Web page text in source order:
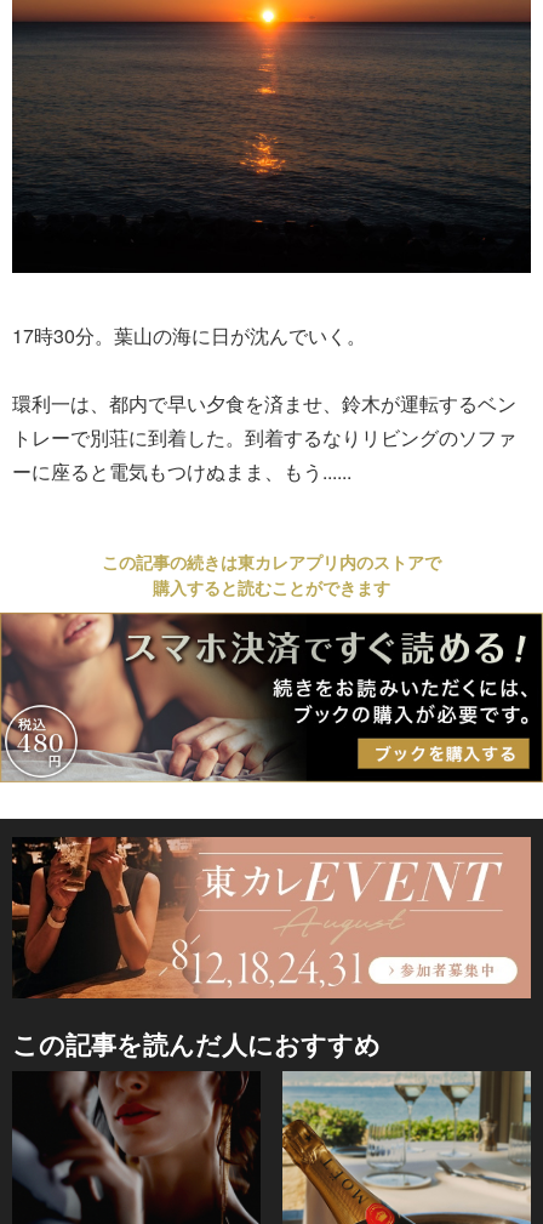
17時30分。葉山の海に日が沈んでいく。
環利一は、都内で早い夕食を済ませ、鈴木が運転するベン
トレーで別荘に到着した。到着するなりリビングのソファ
ーに座ると電気もつけぬまま、もう......
この記事の続きは東カレアプリ内のストアで
購入すると読むことができます
この記事を読んだ人におすすめ